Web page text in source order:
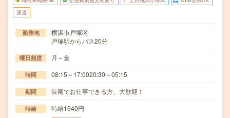
派遣
勤務地
横浜市戸塚区
戸塚駅からバス20分
曜日頻度 月～金
時間 08:15～17:0020:30～05:15
期間 長期でお仕事できる方、大歓迎！
時給 時給1640円